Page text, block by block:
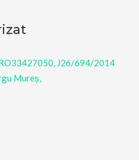
J26/694/2014
Mureș,